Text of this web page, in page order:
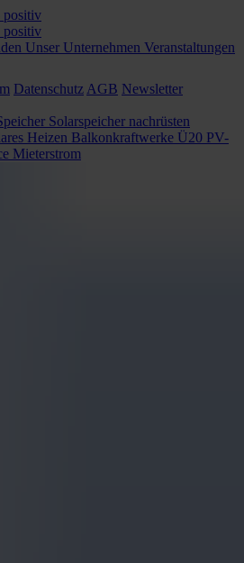
Unser Unternehmen Veranstaltungen
Datenschutz AGB Newsletter
Solarspeicher nachrüsten
Heizen Balkonkraftwerke Ü20 PV-
Mieterstrom